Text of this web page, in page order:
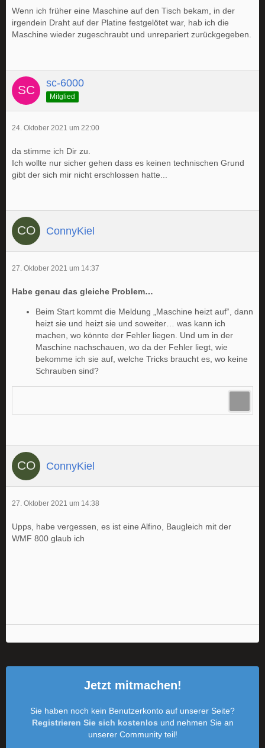
Wenn ich früher eine Maschine auf den Tisch bekam, in der
irgendein Draht auf der Platine festgelötet war, hab ich die
Maschine wieder zugeschraubt und unrepariert zurückgegeben.
sc-6000
Mitglied
24. Oktober 2021 um 22:00
da stimme ich Dir zu.
Ich wollte nur sicher gehen dass es keinen technischen Grund
gibt der sich mir nicht erschlossen hatte...
ConnyKiel
27. Oktober 2021 um 14:37
Habe genau das gleiche Problem…
Beim Start kommt die Meldung „Maschine heizt auf“, dann
heizt sie und heizt sie und soweiter… was kann ich
machen, wo könnte der Fehler liegen. Und um in der
Maschine nachschauen, wo da der Fehler liegt, wie
bekomme ich sie auf, welche Tricks braucht es, wo keine
Schrauben sind?
ConnyKiel
27. Oktober 2021 um 14:38
Upps, habe vergessen, es ist eine Alfino, Baugleich mit der
WMF 800 glaub ich
Jetzt mitmachen!
Sie haben noch kein Benutzerkonto auf unserer Seite?
Registrieren Sie sich kostenlos und nehmen Sie an
unserer Community teil!